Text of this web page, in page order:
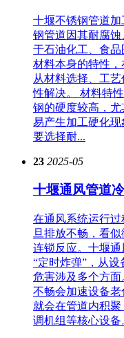
十堰不锈钢管道
钢管道因其耐腐
于石油化工、食
材料本身的特性
从材料选择、工
性解决。 材料特
钢的硬度较高，
易产生加工硬化
要选择耐...
23 2025-05
十堰通风管道
在通风系统运行
旦排放不畅，看
连锁反应。十堰
“定时炸弹”，从
危害涉及多个方
不畅会加速设备老
就会在管道内积
调机组等核心设